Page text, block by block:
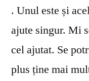
. Unul este și
ajute singur. Mi
cel ajutat. Se
plus ține mai